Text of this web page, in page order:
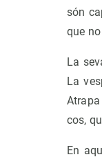
són
que
La
La
cos,
En